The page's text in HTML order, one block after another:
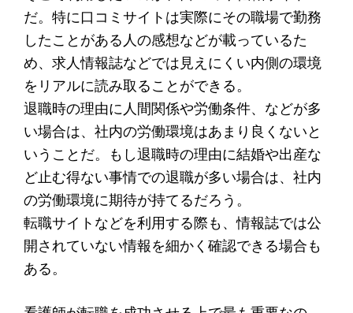
だ。特に口コミサイトは実際にその職場で勤務
したことがある人の感想などが載っているた
め、求人情報誌などでは見えにくい内側の環境
をリアルに読み取ることができる。
退職時の理由に人間関係や労働条件、などが多
い場合は、社内の労働環境はあまり良くないと
いうことだ。もし退職時の理由に結婚や出産な
ど止む得ない事情での退職が多い場合は、社内
の労働環境に期待が持てるだろう。
転職サイトなどを利用する際も、情報誌では公
開されていない情報を細かく確認できる場合も
ある。